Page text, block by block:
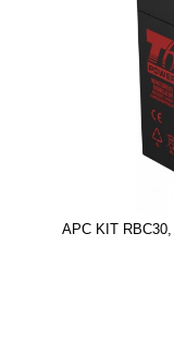
APC KIT